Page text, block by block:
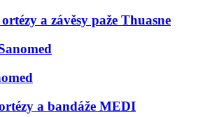
a závěsy paže Thuasne
a bandáže MEDI